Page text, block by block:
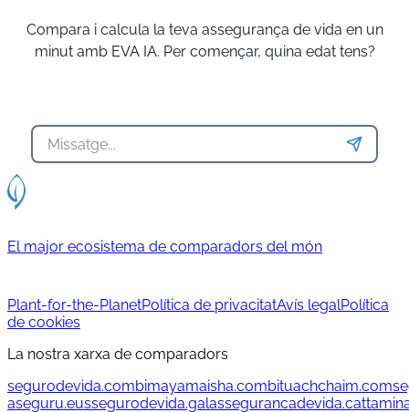
Compara i calcula la teva assegurança de vida en un
minut amb EVA IA. Per començar, quina edat tens?
El major ecosistema de comparadors del món
Plant-for-the-PlanetPolítica de privacitatAvís legalPolítica
de cookies
La nostra xarxa de comparadors
segurodevida.combimayamaisha.combituachchaim.com
aseguru.eussegurodevida.galassegurancadevida.cat